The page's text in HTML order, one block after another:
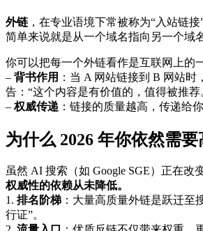
外链 ，在专业语境下常被称为“入站链接
简单来说就是从一个域名指向另一个域
你可以把每一个外链看作是互联网上的
– 背书作用 ：当 A 网站链接到 B 网站时
告：“这个内容是有价值的，值得被推荐
–权威传递 ：链接的质量越高，传递给
为什么 2026 年你依然需
虽然 AI 搜索（如 Google SGE）正在改
权威性的依赖从未降低。
1. 排名阶梯 ：大量高质量外链是跃迁至
行证”。